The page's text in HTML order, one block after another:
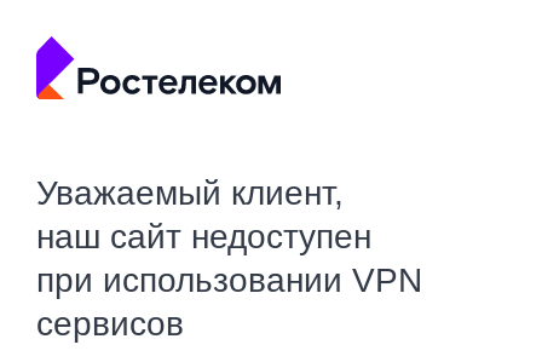
Уважаемый клиент,
наш сайт недоступен
при использовании VPN
сервисов